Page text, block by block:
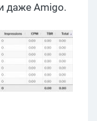
даже Amigo.